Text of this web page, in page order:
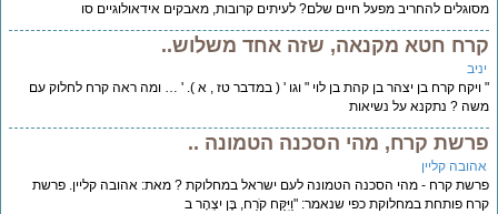
להחריב מפעל חיים שלם? לעיתים קרובות, מאבקים אידאולוגיים סו
חטא מקנאה, שזה אחד משלוש..
קרח בן יצהר בן קהת בן לוי " וגו ' ( במדבר טז , א ). ' … ומה ראה קרח לחלוק עם
? נתקנא על נשיאות
קרח, מהי הסכנה הטמונה ..
קליין
קרח - מהי הסכנה הטמונה לעם ישראל במחלוקת ? מאת: אהובה קליין. פרשת
פותחת במחלוקת כפי שנאמר: "וַיִּקַּח קֹרַח, בֶּן יִצְהָר ב